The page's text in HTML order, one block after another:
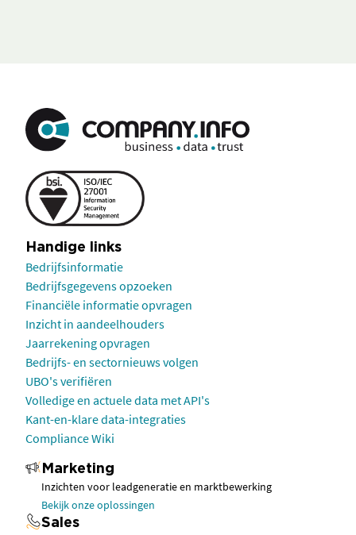
Handige links
Bedrijfsinformatie
Bedrijfsgegevens opzoeken
Financiële informatie opvragen
Inzicht in aandeelhouders
Jaarrekening opvragen
Bedrijfs- en sectornieuws volgen
UBO's verifiëren
Volledige en actuele data met API's
Kant-en-klare data-integraties
Compliance Wiki
Marketing
Inzichten voor leadgeneratie en marktbewerking
Bekijk onze oplossingen
Sales